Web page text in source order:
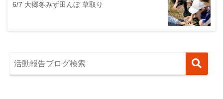
6/7 大郷冬みず田んぼ 草取り